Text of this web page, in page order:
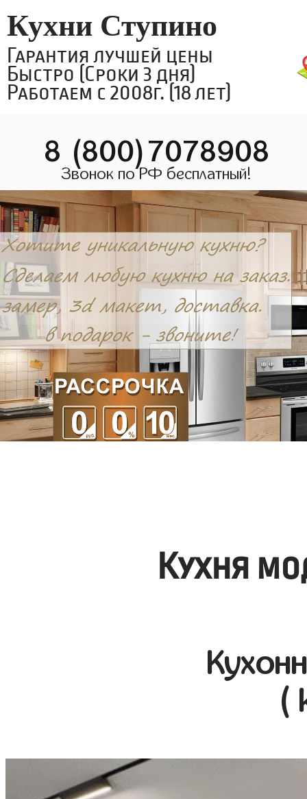
Кухни Ступино
Гарантия лучшей цены
Быстро (Сроки 3 дня)
Работаем с 2008г. (18 лет)
8 (800)7078908
Звонок по РФ бесплатный!
Кухня
(